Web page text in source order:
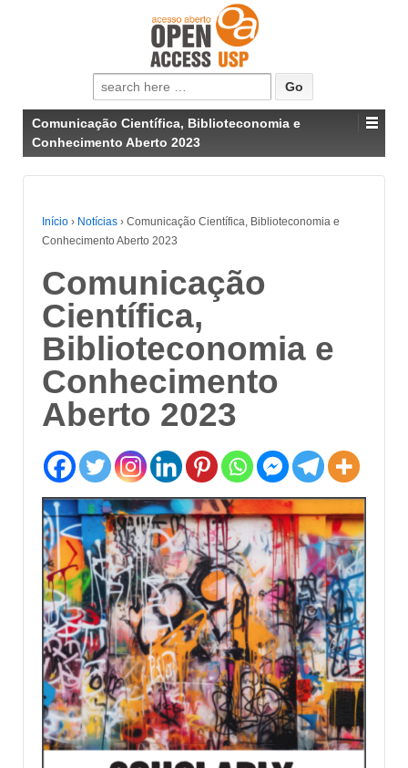
Pesquisar
por:
Comunicação Científica, Biblioteconomia e
Conhecimento Aberto 2023
Início › Notícias › Comunicação Científica, Biblioteconomia e
Conhecimento Aberto 2023
Comunicação
Científica,
Biblioteconomia e
Conhecimento
Aberto 2023